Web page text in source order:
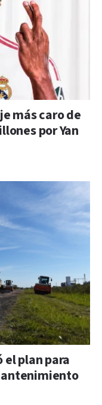
más caro de
por Yan
el plan para